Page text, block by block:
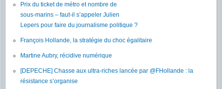
Prix du ticket de métro et nombre de
sous-marins – faut-il s’appeler Julien
Lepers pour faire du journalisme politique ?
François Hollande, la stratégie du choc égalitaire
Martine Aubry, récidive numérique
[DEPECHE] Chasse aux ultra-riches lancée par @FHollande : la
résistance s’organise